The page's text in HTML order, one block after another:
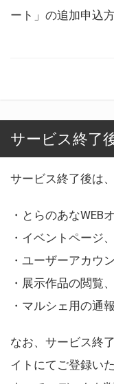
ート」の追加申込
サービス終了
サービス終了後は
・とらのあなWEB
・イベントページ
・ユーザーアカウ
・展示作品の閲覧
・マルシェ用の通
なお、サービス終
イトにてご登録い